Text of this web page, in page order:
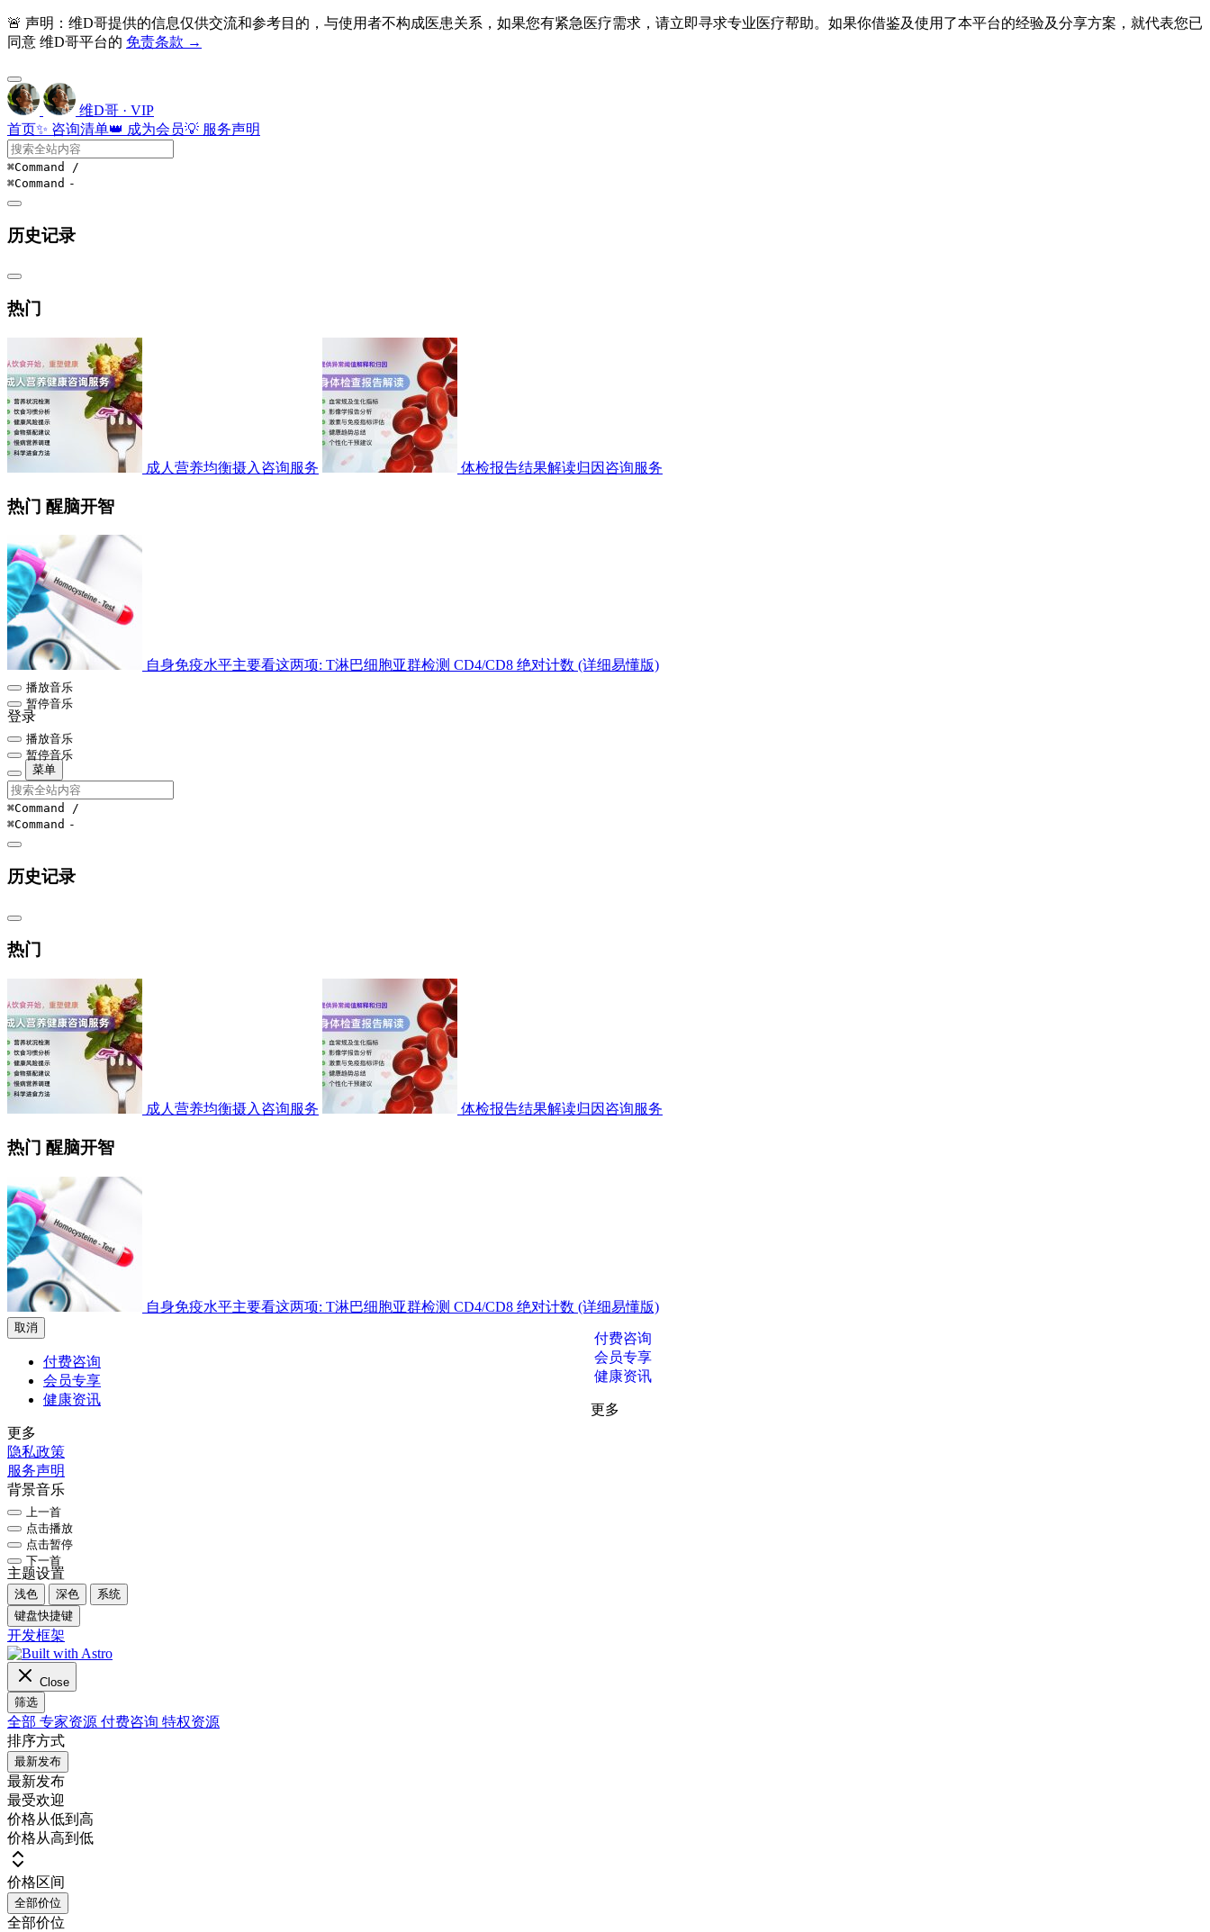
🚨 声明：维D哥提供的信息仅供交流和参考目的，与使用者不构成医患关系，如果您有紧急医疗需求，请立即寻求专业医疗帮助。如果你借鉴及使用了本平台的经验及分享方案，就代表您已
同意 维D哥平台的 免责条款 →
维D哥 · VIP
首页✨ 咨询清单👑 成为会员💡 服务声明
⌘Command /
⌘Command -
历史记录
热门
成人营养均衡摄入咨询服务 体检报告结果解读归因咨询服务
热门 醒脑开智
自身免疫水平主要看这两项: T淋巴细胞亚群检测 CD4/CD8 绝对计数 (详细易懂版)
播放音乐
暂停音乐
登录
播放音乐
暂停音乐
菜单
⌘Command /
⌘Command -
历史记录
热门
成人营养均衡摄入咨询服务 体检报告结果解读归因咨询服务
热门 醒脑开智
自身免疫水平主要看这两项: T淋巴细胞亚群检测 CD4/CD8 绝对计数 (详细易懂版)
取消
付费咨询
付费咨询
会员专享
会员专享
健康资讯
健康资讯
更多
更多
隐私政策
服务声明
背景音乐
上一首
点击播放
点击暂停
下一首
主题设置
浅色 深色
系统
键盘快捷键
开发框架
Close
筛选
全部 专家资源 付费咨询 特权资源
排序方式
最新发布
最新发布
最受欢迎
价格从低到高
价格从高到低
价格区间
全部价位
全部价位